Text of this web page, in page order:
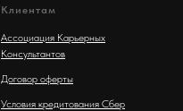
Клиентам
Ассоциация Карьерных
Консультантов
Договор оферты
Условия кредитования Сбер